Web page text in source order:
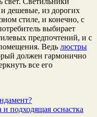
дешевые, из дорогих
стиле, и конечно, с
выбирает
предпочтений, и с
Ведь люстры
должен гармонично
все его
подходящая оснастка